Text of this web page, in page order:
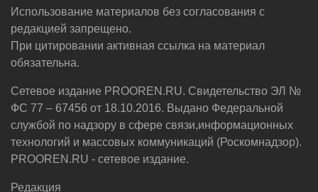
Использование материалов без согласования с
редакцией запрещено.
При цитировании активная ссылка на материал
обязательна.
Сетевое издание PROOREN.RU. Свидетельство ЭЛ №
ФС 77 – 67456 от 18.10.2016. Выдано Федеральной
службой по надзору в сфере связи,информационных
технологий и массовых коммуникаций (Роскомнадзор).
PROOREN.RU - сетевое издание.
Редакция